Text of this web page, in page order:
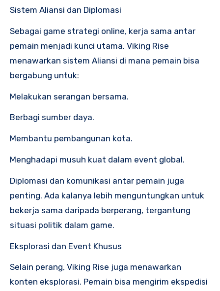
Sistem Aliansi dan Diplomasi
Sebagai game strategi online, kerja sama antar
pemain menjadi kunci utama. Viking Rise
menawarkan sistem Aliansi di mana pemain bisa
bergabung untuk:
Melakukan serangan bersama.
Berbagi sumber daya.
Membantu pembangunan kota.
Menghadapi musuh kuat dalam event global.
Diplomasi dan komunikasi antar pemain juga
penting. Ada kalanya lebih menguntungkan untuk
bekerja sama daripada berperang, tergantung
situasi politik dalam game.
Eksplorasi dan Event Khusus
Selain perang, Viking Rise juga menawarkan
konten eksplorasi. Pemain bisa mengirim ekspedisi